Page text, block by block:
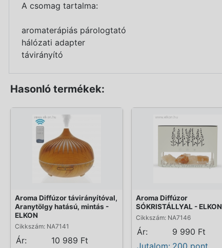
A csomag tartalma:
aromaterápiás párologtató
hálózati adapter
távirányító
Hasonló termékek:
Aroma Diffúzor távirányítóval,
Aranytölgy hatású, mintás -
ELKON
Cikkszám: NA7141
Ár: 10 989 Ft
Aroma Diffúzor
SÓKRISTÁLLYAL - ELKON
Cikkszám: NA7146
Ár:
9 990 Ft